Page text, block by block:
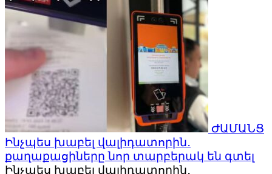
ԺԱՄԱՆՑ
Ինչպես խաբել վալիդատորին․
քաղաքացիները նոր տարբերակ են գտել
Ինչպես խաբել վալիդատորին․